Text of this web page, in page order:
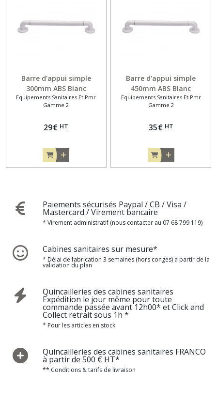
Barre d'appui simple
300mm ABS Blanc
Equipements Sanitaires Et Pmr
Gamme 2
29€ HT
Barre d'appui simple
450mm ABS Blanc
Equipements Sanitaires Et Pmr
Gamme 2
35€ HT
Paiements sécurisés Paypal / CB / Visa /
Mastercard / Virement bancaire
* Virement administratif (nous contacter au 07 68 799 119)
Cabines sanitaires sur mesure*
* Délai de fabrication 3 semaines (hors congés) à partir de la
validation du plan
Quincailleries des cabines sanitaires
Expédition le jour même pour toute
commande passée avant 12h00* et Click and
Collect retrait sous 1h *
* Pour les articles en stock
Quincailleries des cabines sanitaires FRANCO
à partir de 500 € HT*
** Conditions & tarifs de livraison